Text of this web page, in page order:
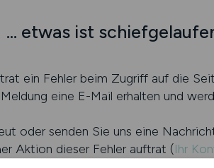
... etwas ist
ein Fehler beim Zugriff auf die
eine E-Mail erhalten und
oder senden Sie uns eine
Aktion dieser Fehler auftrat (Ihr